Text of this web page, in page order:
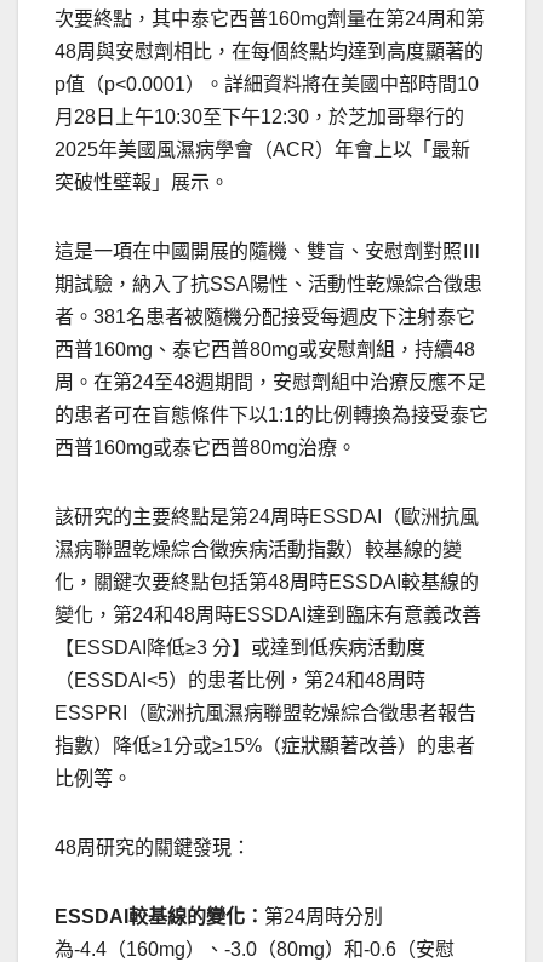
次要終點，其中泰它西普160mg劑量在第24周和第
48周與安慰劑相比，在每個終點均達到高度顯著的
p值（p<0.0001）。詳細資料將在美國中部時間10
月28日上午10:30至下午12:30，於芝加哥舉行的
2025年美國風濕病學會（ACR）年會上以「最新
突破性壁報」展示。
這是一項在中國開展的隨機、雙盲、安慰劑對照Ⅲ
期試驗，納入了抗SSA陽性、活動性乾燥綜合徵患
者。381名患者被隨機分配接受每週皮下注射泰它
西普160mg、泰它西普80mg或安慰劑組，持續48
周。在第24至48週期間，安慰劑組中治療反應不足
的患者可在盲態條件下以1:1的比例轉換為接受泰它
西普160mg或泰它西普80mg治療。
該研究的主要終點是第24周時ESSDAI（歐洲抗風
濕病聯盟乾燥綜合徵疾病活動指數）較基線的變
化，關鍵次要終點包括第48周時ESSDAI較基線的
變化，第24和48周時ESSDAI達到臨床有意義改善
【ESSDAI降低≥3 分】或達到低疾病活動度
（ESSDAI<5）的患者比例，第24和48周時
ESSPRI（歐洲抗風濕病聯盟乾燥綜合徵患者報告
指數）降低≥1分或≥15%（症狀顯著改善）的患者
比例等。
48周研究的關鍵發現：
ESSDAI較基線的變化： 第24周時分別
為-4.4（160mg）、-3.0（80mg）和-0.6（安慰